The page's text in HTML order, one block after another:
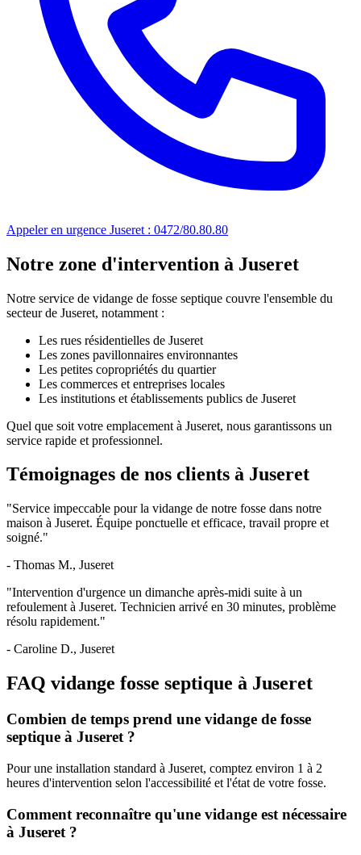
Appeler en urgence Juseret : 0472/80.80.80
Notre zone d'intervention à Juseret
Notre service de vidange de fosse septique couvre l'ensemble du
secteur de Juseret, notamment :
Les rues résidentielles de Juseret
Les zones pavillonnaires environnantes
Les petites copropriétés du quartier
Les commerces et entreprises locales
Les institutions et établissements publics de Juseret
Quel que soit votre emplacement à Juseret, nous garantissons un
service rapide et professionnel.
Témoignages de nos clients à Juseret
"Service impeccable pour la vidange de notre fosse dans notre
maison à Juseret. Équipe ponctuelle et efficace, travail propre et
soigné."
- Thomas M., Juseret
"Intervention d'urgence un dimanche après-midi suite à un
refoulement à Juseret. Technicien arrivé en 30 minutes, problème
résolu rapidement."
- Caroline D., Juseret
FAQ vidange fosse septique à Juseret
Combien de temps prend une vidange de fosse
septique à Juseret ?
Pour une installation standard à Juseret, comptez environ 1 à 2
heures d'intervention selon l'accessibilité et l'état de votre fosse.
Comment reconnaître qu'une vidange est nécessaire
à Juseret ?